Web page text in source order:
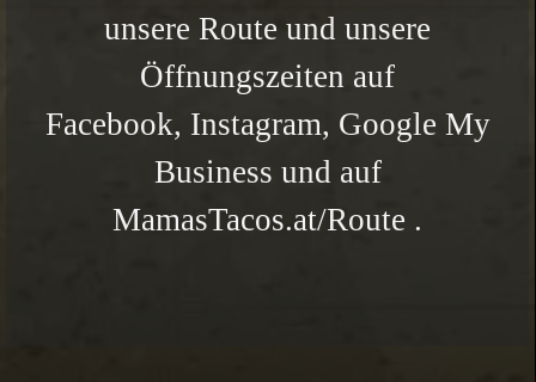
unsere Route und unsere
Öffnungszeiten auf
Facebook, Instagram, Google My
Business und auf
MamasTacos.at/Route .